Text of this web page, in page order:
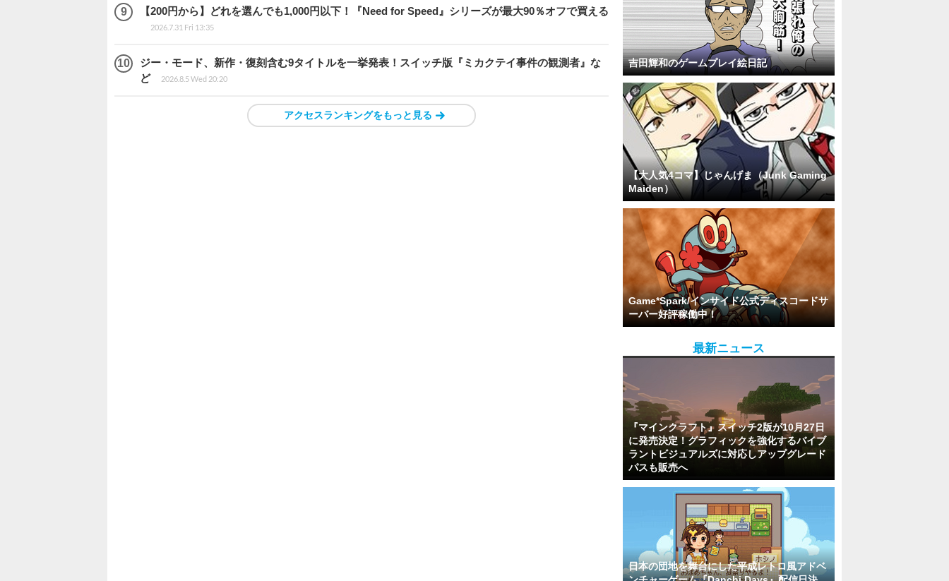
【200円から】どれを選んでも1,000円以下！『Need for Speed』シリーズが最大90％オフで買える
2026.7.31 Fri 13:35
ジー・モード、新作・復刻含む9タイトルを一挙発表！スイッチ版『ミカクテイ事件の観測者』な
ど
2026.8.5 Wed 20:20
アクセスランキングをもっと見る
吉田輝和のゲームプレイ絵日記
【大人気4コマ】じゃんげま（Junk Gaming
Maiden）
Game*Spark/インサイド公式ディスコードサ
ーバー好評稼働中！
最新ニュース
『マインクラフト』スイッチ2版が10月27日
に発売決定！グラフィックを強化するバイブ
ラントビジュアルズに対応しアップグレード
パスも販売へ
日本の団地を舞台にした平成レトロ風アドベ